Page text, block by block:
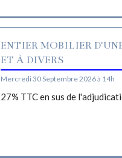
ENTIER MOBILIER
ET À DIVERS
Mercredi 30 Septembre 2026 à 14h
27% TTC en sus de